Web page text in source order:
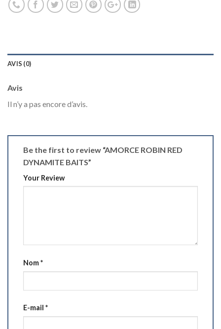
AVIS (0)
Avis
Il n’y a pas encore d’avis.
Be the first to review “AMORCE ROBIN RED
DYNAMITE BAITS”
Your Review
Nom*
E-mail *